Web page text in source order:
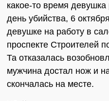
какое-то время
день убийства, 6
девушке на работу в
проспекте Строителей
Та отказалась
мужчина достал нож и
скончалась на месте.